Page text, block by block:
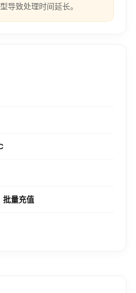
导致处理时间延长。
批量充值